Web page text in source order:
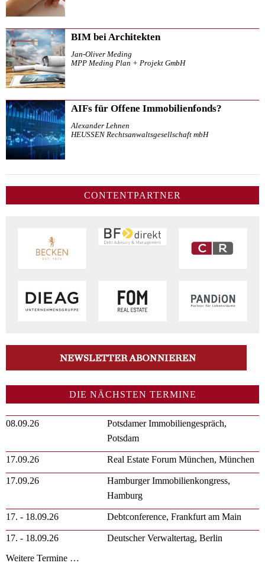
BIM bei Architekten
Jan-Oliver Meding
MPP Meding Plan + Projekt GmbH
AIFs für Offene Immobilienfonds?
Alexander Lehnen
HEUSSEN Rechtsanwaltsgesellschaft mbH
CONTENTPARTNER
DIE NÄCHSTEN TERMINE
08.09.26
Potsdamer Immobiliengespräch,
Potsdam
17.09.26 Real Estate Forum München, München
17.09.26
Hamburger Immobilienkongress,
Hamburg
17. - 18.09.26 Debtconference, Frankfurt am Main
17. - 18.09.26
Deutscher Verwaltertag, Berlin
Weitere Termine …